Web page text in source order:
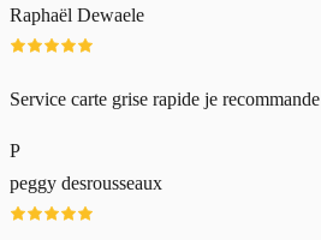
Raphaël Dewaele
Service carte grise rapide je recommande
P
peggy desrousseaux